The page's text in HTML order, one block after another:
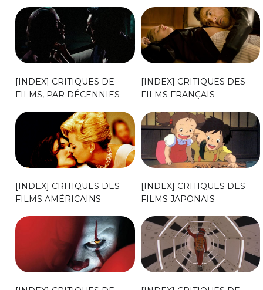
[INDEX] CRITIQUES DE
FILMS, PAR DÉCENNIES
[INDEX] CRITIQUES DES
FILMS FRANÇAIS
[INDEX] CRITIQUES DES
FILMS AMÉRICAINS
[INDEX] CRITIQUES DES
FILMS JAPONAIS